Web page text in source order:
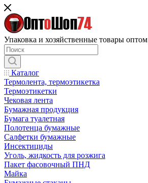
Упаковка и хозяйственные товары оптом
Каталог
Термолента, термоэтикетка
Термоэтикетки
Чековая лента
Бумажная продукция
Бумага туалетная
Полотенца бумажные
Салфетки бумажные
Инсектициды
Уголь, жидкость для розжига
Пакет фасовочный ПНД
Майка